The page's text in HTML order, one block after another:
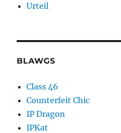
Urteil
BLAWGS
Class 46
Counterfeit Chic
IP Dragon
IPKat